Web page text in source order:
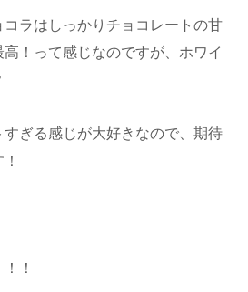
ラはしっかりチョコレートの甘
！って感じなのですが、ホワイ
ぎる感じが大好きなので、期待
！